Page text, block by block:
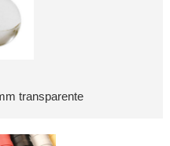
transparente